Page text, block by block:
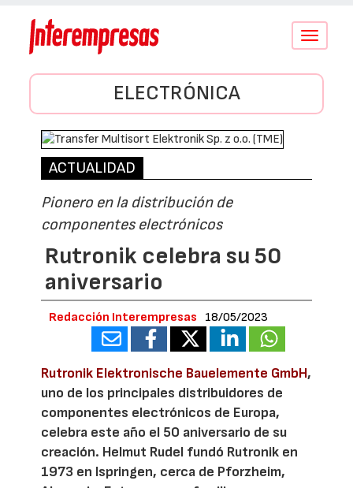
Conmutar
ELECTRÓNICA
ACTUALIDAD
Pionero en la distribución de
componentes electrónicos
Rutronik celebra su 50
aniversario
Redacción Interempresas 18/05/2023
Rutronik Elektronische Bauelemente GmbH,
uno de los principales distribuidores de
componentes electrónicos de Europa,
celebra este año el 50 aniversario de su
creación. Helmut Rudel fundó Rutronik en
1973 en Ispringen, cerca de Pforzheim,